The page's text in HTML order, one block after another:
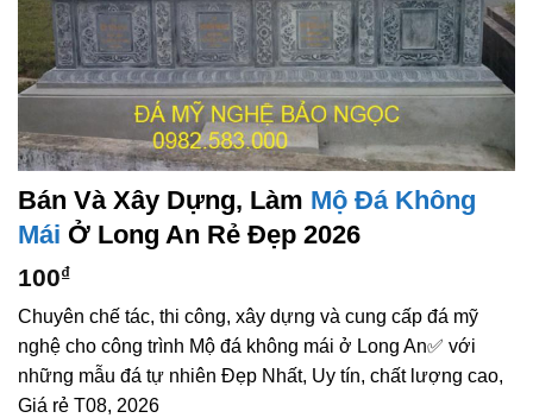
Bán Và Xây Dựng, Làm Mộ Đá Không
Mái Ở Long An Rẻ Đẹp 2026
100₫
Chuyên chế tác, thi công, xây dựng và cung cấp đá mỹ
nghệ cho công trình Mộ đá không mái ở Long An✅ với
những mẫu đá tự nhiên Đẹp Nhất, Uy tín, chất lượng cao,
Giá rẻ T08, 2026